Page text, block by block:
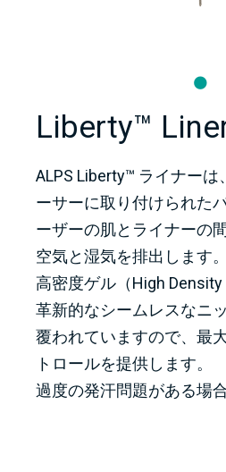
Liberty™
ALPS Liberty™ ライナーは
ーサーに取り付けられた
ーザーの肌とライナーの
空気と湿気を排出します。
高密度ゲル（High Density
革新的なシームレスなニ
覆われていますので、最
トロールを提供します。
過度の発汗問題がある場